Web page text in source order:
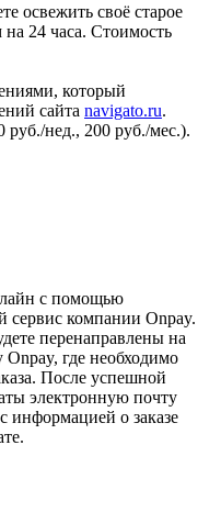
освежить своё старое
24 часа. Стоимость
который
сайта navigato.ru.
руб./нед., 200 руб./мес.).
с помощью
сервис компании Onpay.
перенаправлены на
где необходимо
После успешной
электронную почту
информацией о заказе